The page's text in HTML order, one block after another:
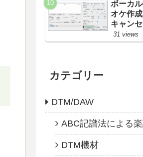
ボーカ
オケ作
キャンセ
31 views
カテゴリー
DTM/DAW
ABC記譜法による
DTM機材